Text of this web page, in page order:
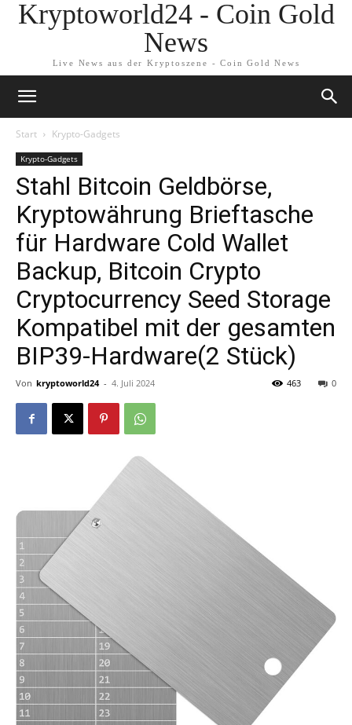
Kryptoworld24 - Coin Gold
News
Live News aus der Kryptoszene - Coin Gold News
Start Krypto-Gadgets
Krypto-Gadgets
Stahl Bitcoin Geldbörse,
Kryptowährung Brieftasche
für Hardware Cold Wallet
Backup, Bitcoin Crypto
Cryptocurrency Seed Storage
Kompatibel mit der gesamten
BIP39-Hardware(2 Stück)
Von kryptoworld24 - 4. Juli 2024 0
463